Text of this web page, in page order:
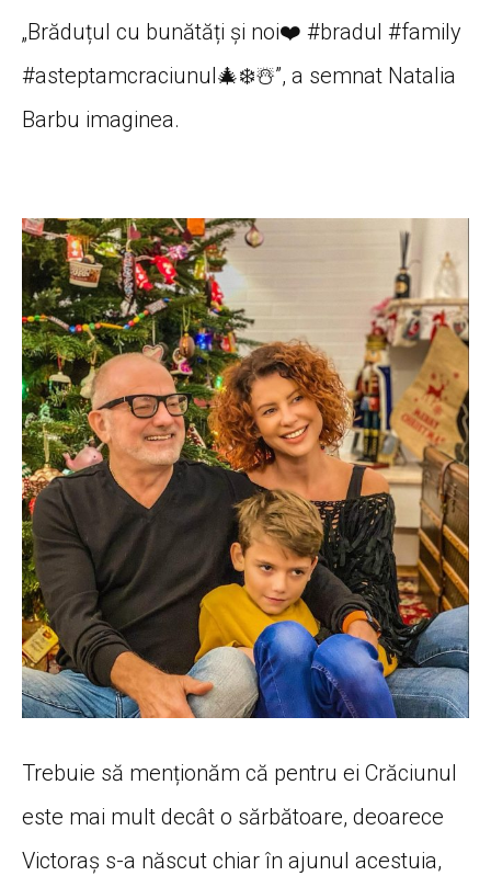
„Brăduțul cu bunătăți și noi❤️ #bradul #family
#asteptamcraciunul🎄❄️☃️”, a semnat Natalia
Barbu imaginea.
Trebuie să menționăm că pentru ei Crăciunul
este mai mult decât o sărbătoare, deoarece
Victoraș s-a născut chiar în ajunul acestuia,